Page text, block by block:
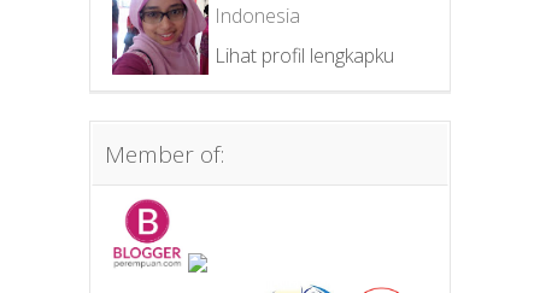
Indonesia
Lihat profil lengkapku
Member of: